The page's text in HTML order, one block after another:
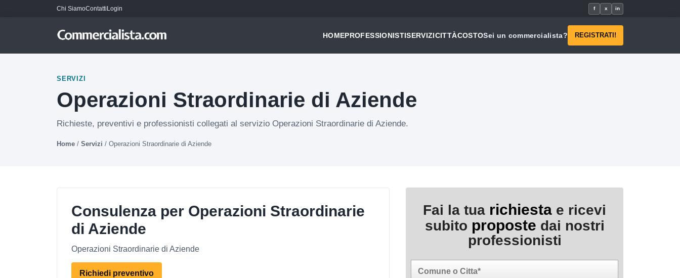
Chi SiamoContattiLogin f x in
HOMEPROFESSIONISTISERVIZICITTÀCOSTOSei un commercialista? REGISTRATI!
SERVIZI
Operazioni Straordinarie di Aziende
Richieste, preventivi e professionisti collegati al servizio Operazioni Straordinarie di Aziende.
Home / Servizi / Operazioni Straordinarie di Aziende
Consulenza per Operazioni Straordinarie
di Aziende
Operazioni Straordinarie di Aziende
Richiedi preventivo
Fai la tua richiesta e ricevi
subito proposte dai nostri
professionisti